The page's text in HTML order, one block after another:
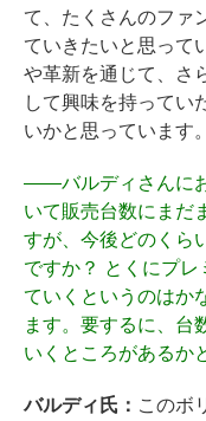
て、たくさんのファ
ていきたいと思って
や革新を通じて、さ
して興味を持ってい
いかと思っています。
――バルディさんに
いて販売台数にまだ
すが、今後どのくら
ですか？ とくにプ
ていくというのはか
ます。要するに、台
いくところがあるか
バルディ氏： このボ